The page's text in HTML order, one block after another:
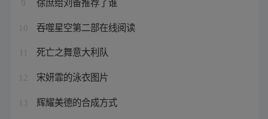
9
10 吞噬星空第二部在线阅读
死亡之舞意大利队
12 宋妍霏的泳衣图片
13 辉耀美德的合成方式